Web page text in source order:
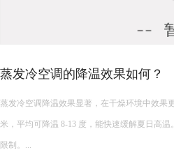
蒸发冷空调的降温效果如何？
蒸发冷空调降温效果显著，在干燥环境中效果
米，平均可降温 8-13 度，能快速缓解夏日高
限制。...